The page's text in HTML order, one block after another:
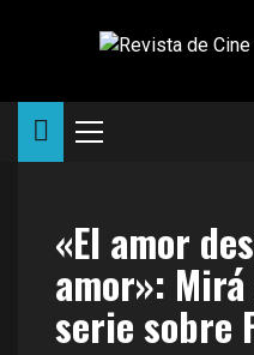
Menú
«El amor
amor»:
serie sobre